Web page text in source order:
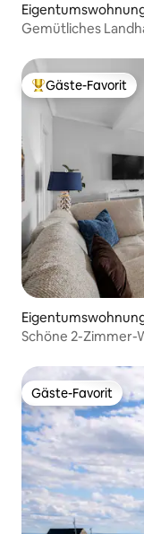
Gemütliches
Beliebter Gäste-
Gäste-Favorit
Schöne 2-Zimmer-
Gäste-Favorit
Gäste-Favorit